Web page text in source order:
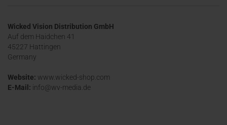
Wicked Vision Distribution GmbH
Auf dem Haidchen 41
45227 Hattingen
Germany
Website: www.wicked-shop.com
E-Mail: info@wv-media.de